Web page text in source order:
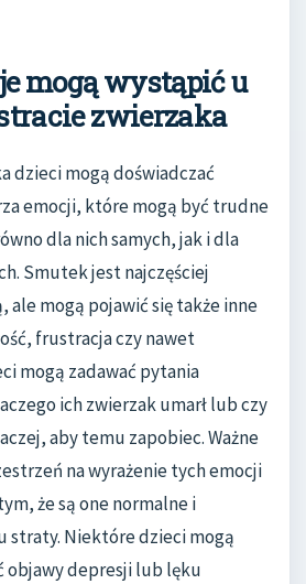
mogą wystąpić u
zwierzaka
dzieci mogą doświadczać
emocji, które mogą być trudne
dla nich samych, jak i dla
Smutek jest najczęściej
ale mogą pojawić się także inne
frustracja czy nawet
mogą zadawać pytania
ich zwierzak umarł lub czy
aby temu zapobiec. Ważne
na wyrażenie tych emocji
że są one normalne i
straty. Niektóre dzieci mogą
objawy depresji lub lęku